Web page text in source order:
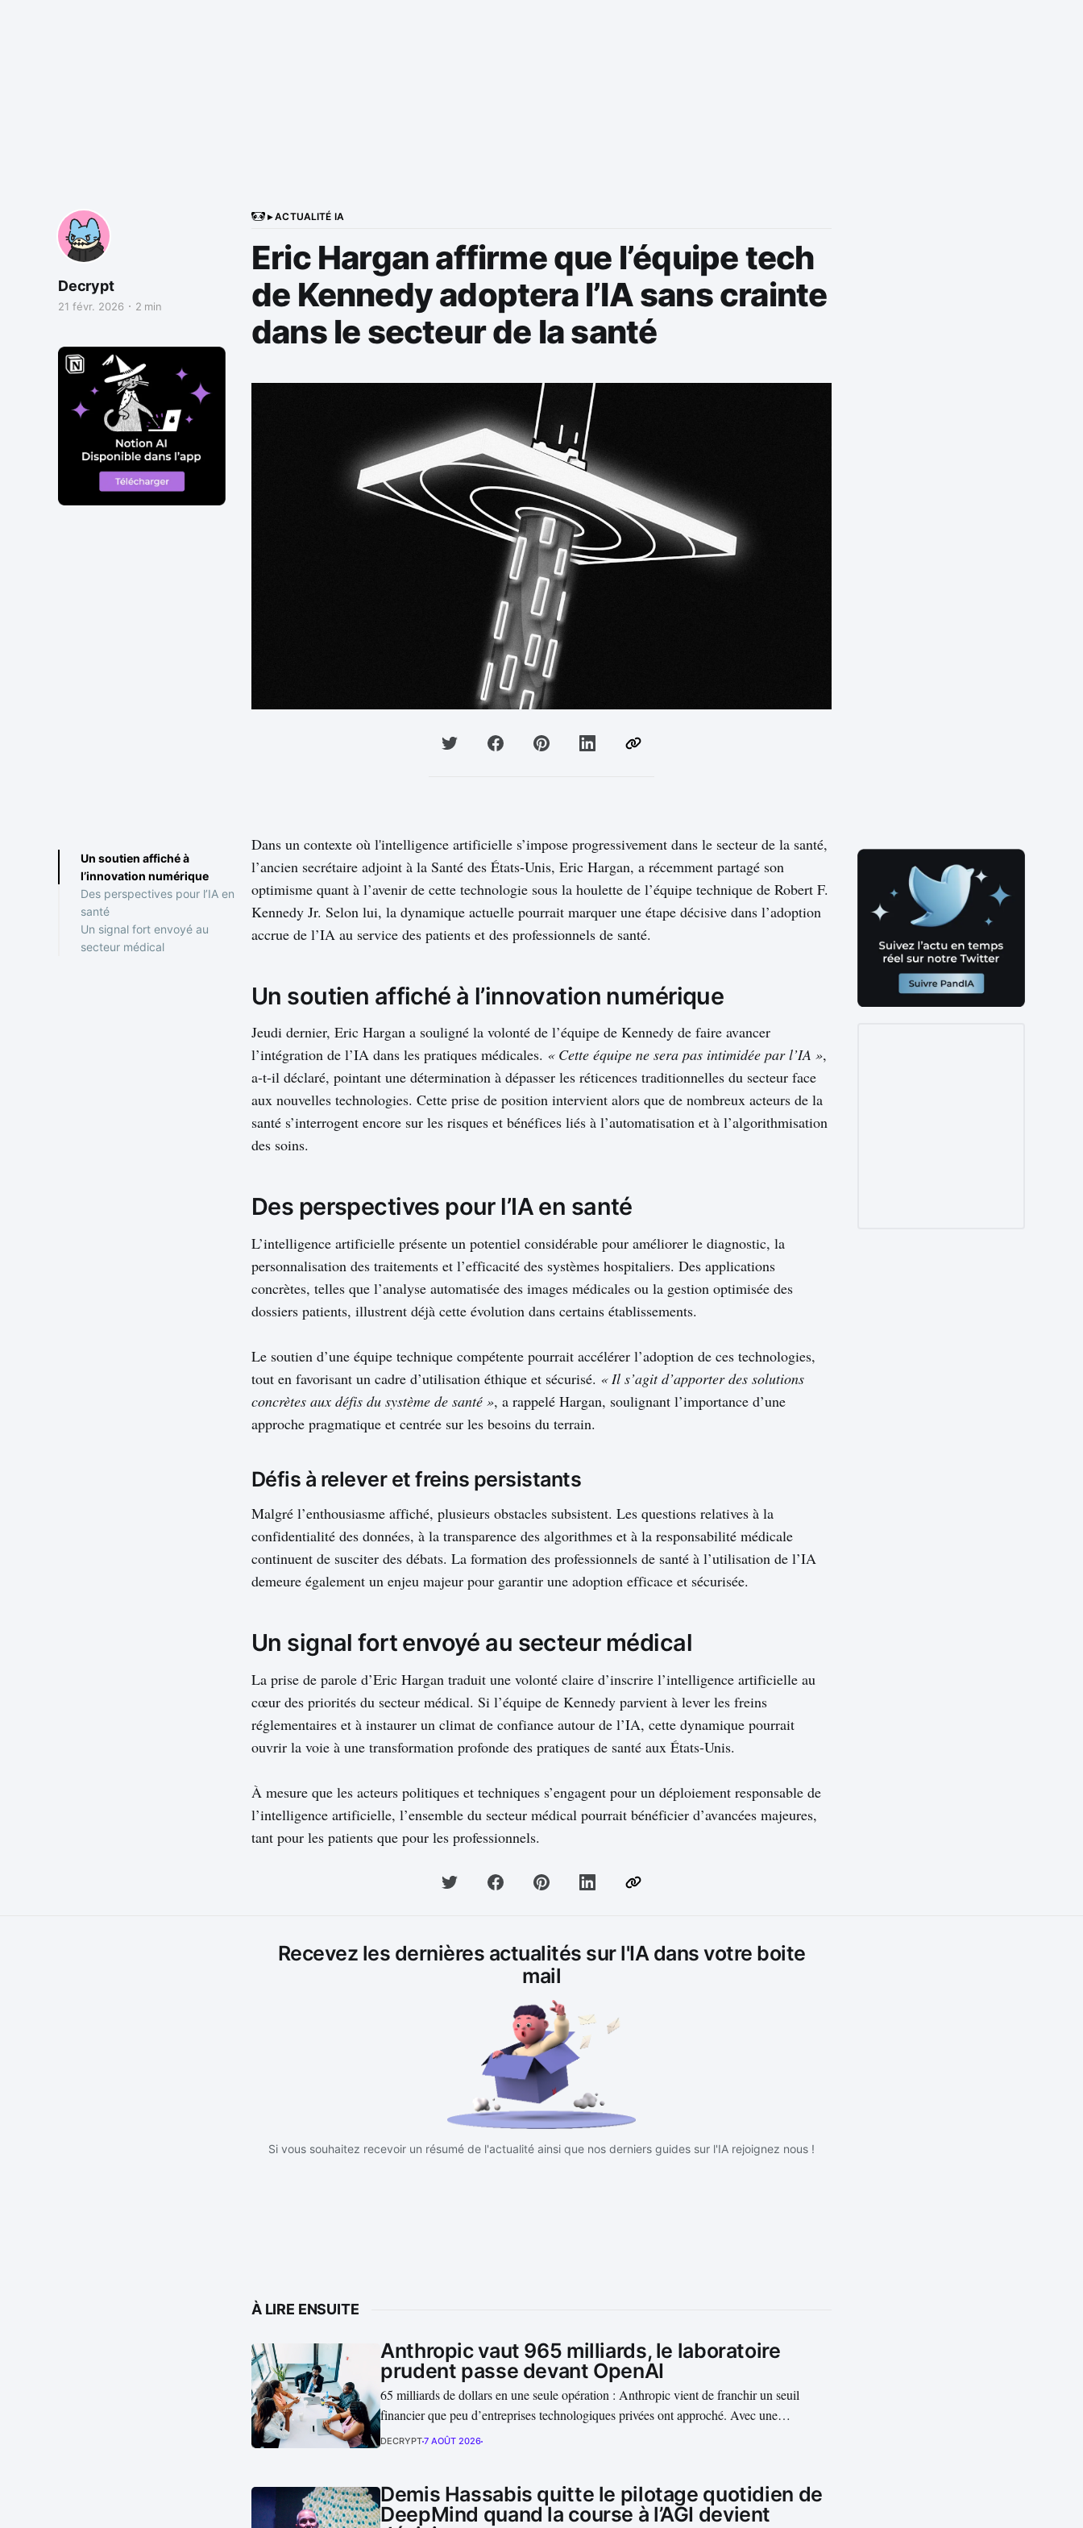
▸ ACTUALITÉ IA
Eric Hargan affirme que l’équipe tech
de Kennedy adoptera l’IA sans crainte
dans le secteur de la santé
Decrypt
21 févr. 2026 2 min
Un soutien affiché à
l’innovation numérique
Des perspectives pour l’IA en
santé
Défis à relever et freins
persistants
Un signal fort envoyé au
secteur médical
Dans un contexte où l'intelligence artificielle s’impose progressivement dans le secteur de la santé,
l’ancien secrétaire adjoint à la Santé des États-Unis, Eric Hargan, a récemment partagé son
optimisme quant à l’avenir de cette technologie sous la houlette de l’équipe technique de Robert F.
Kennedy Jr. Selon lui, la dynamique actuelle pourrait marquer une étape décisive dans l’adoption
accrue de l’IA au service des patients et des professionnels de santé.
Un soutien affiché à l’innovation numérique
Jeudi dernier, Eric Hargan a souligné la volonté de l’équipe de Kennedy de faire avancer
l’intégration de l’IA dans les pratiques médicales. « Cette équipe ne sera pas intimidée par l’IA »,
a-t-il déclaré, pointant une détermination à dépasser les réticences traditionnelles du secteur face
aux nouvelles technologies. Cette prise de position intervient alors que de nombreux acteurs de la
santé s’interrogent encore sur les risques et bénéfices liés à l’automatisation et à l’algorithmisation
des soins.
Des perspectives pour l’IA en santé
L’intelligence artificielle présente un potentiel considérable pour améliorer le diagnostic, la
personnalisation des traitements et l’efficacité des systèmes hospitaliers. Des applications
concrètes, telles que l’analyse automatisée des images médicales ou la gestion optimisée des
dossiers patients, illustrent déjà cette évolution dans certains établissements.
Le soutien d’une équipe technique compétente pourrait accélérer l’adoption de ces technologies,
tout en favorisant un cadre d’utilisation éthique et sécurisé. « Il s’agit d’apporter des solutions
concrètes aux défis du système de santé », a rappelé Hargan, soulignant l’importance d’une
approche pragmatique et centrée sur les besoins du terrain.
Défis à relever et freins persistants
Malgré l’enthousiasme affiché, plusieurs obstacles subsistent. Les questions relatives à la
confidentialité des données, à la transparence des algorithmes et à la responsabilité médicale
continuent de susciter des débats. La formation des professionnels de santé à l’utilisation de l’IA
demeure également un enjeu majeur pour garantir une adoption efficace et sécurisée.
Un signal fort envoyé au secteur médical
La prise de parole d’Eric Hargan traduit une volonté claire d’inscrire l’intelligence artificielle au
cœur des priorités du secteur médical. Si l’équipe de Kennedy parvient à lever les freins
réglementaires et à instaurer un climat de confiance autour de l’IA, cette dynamique pourrait
ouvrir la voie à une transformation profonde des pratiques de santé aux États-Unis.
À mesure que les acteurs politiques et techniques s’engagent pour un déploiement responsable de
l’intelligence artificielle, l’ensemble du secteur médical pourrait bénéficier d’avancées majeures,
tant pour les patients que pour les professionnels.
Recevez les dernières actualités sur l'IA dans votre boite
mail
Si vous souhaitez recevoir un résumé de l'actualité ainsi que nos derniers guides sur l'IA rejoignez nous !
À LIRE ENSUITE
Anthropic vaut 965 milliards, le laboratoire
prudent passe devant OpenAI
65 milliards de dollars en une seule opération : Anthropic vient de franchir un seuil
financier que peu d’entreprises technologiques privées ont approché. Avec une
valorisation post-money de 965 milliards de dollars, le laboratoire dépasse désormais
DECRYPT7 AOÛT 2026
Demis Hassabis quitte le pilotage quotidien de
DeepMind quand la course à l’AGI devient